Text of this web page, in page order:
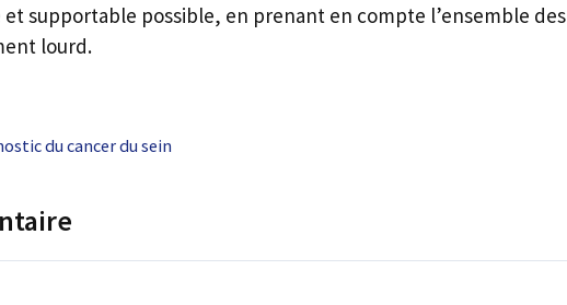
et supportable possible, en prenant en compte l’ensemble des
lourd.
du cancer du sein